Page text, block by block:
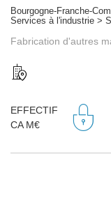
Bourgogne-Franche-
Services à l'industrie >
Fabrication d'autres
EFFECTIF
CA M€